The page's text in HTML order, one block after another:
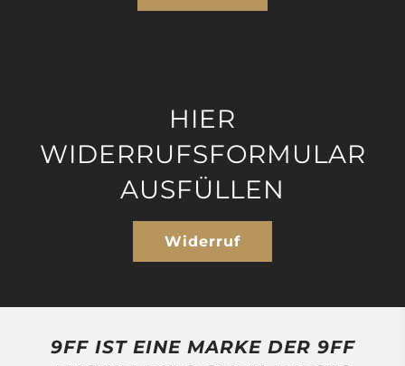
HIER
WIDERRUFSFORMULAR
AUSFÜLLEN
Widerruf
9FF IST EINE MARKE DER 9FF